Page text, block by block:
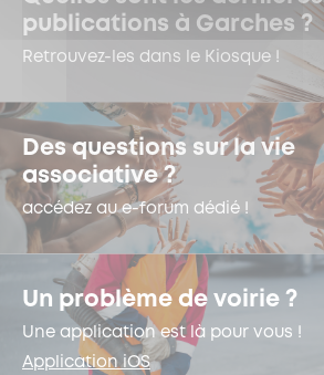
publications à Garches ?
Retrouvez-les dans le Kiosque !
Des questions sur la vie
associative ?
accédez au e-forum dédié !
Un problème de voirie ?
Une application est là pour vous !
Application iOS